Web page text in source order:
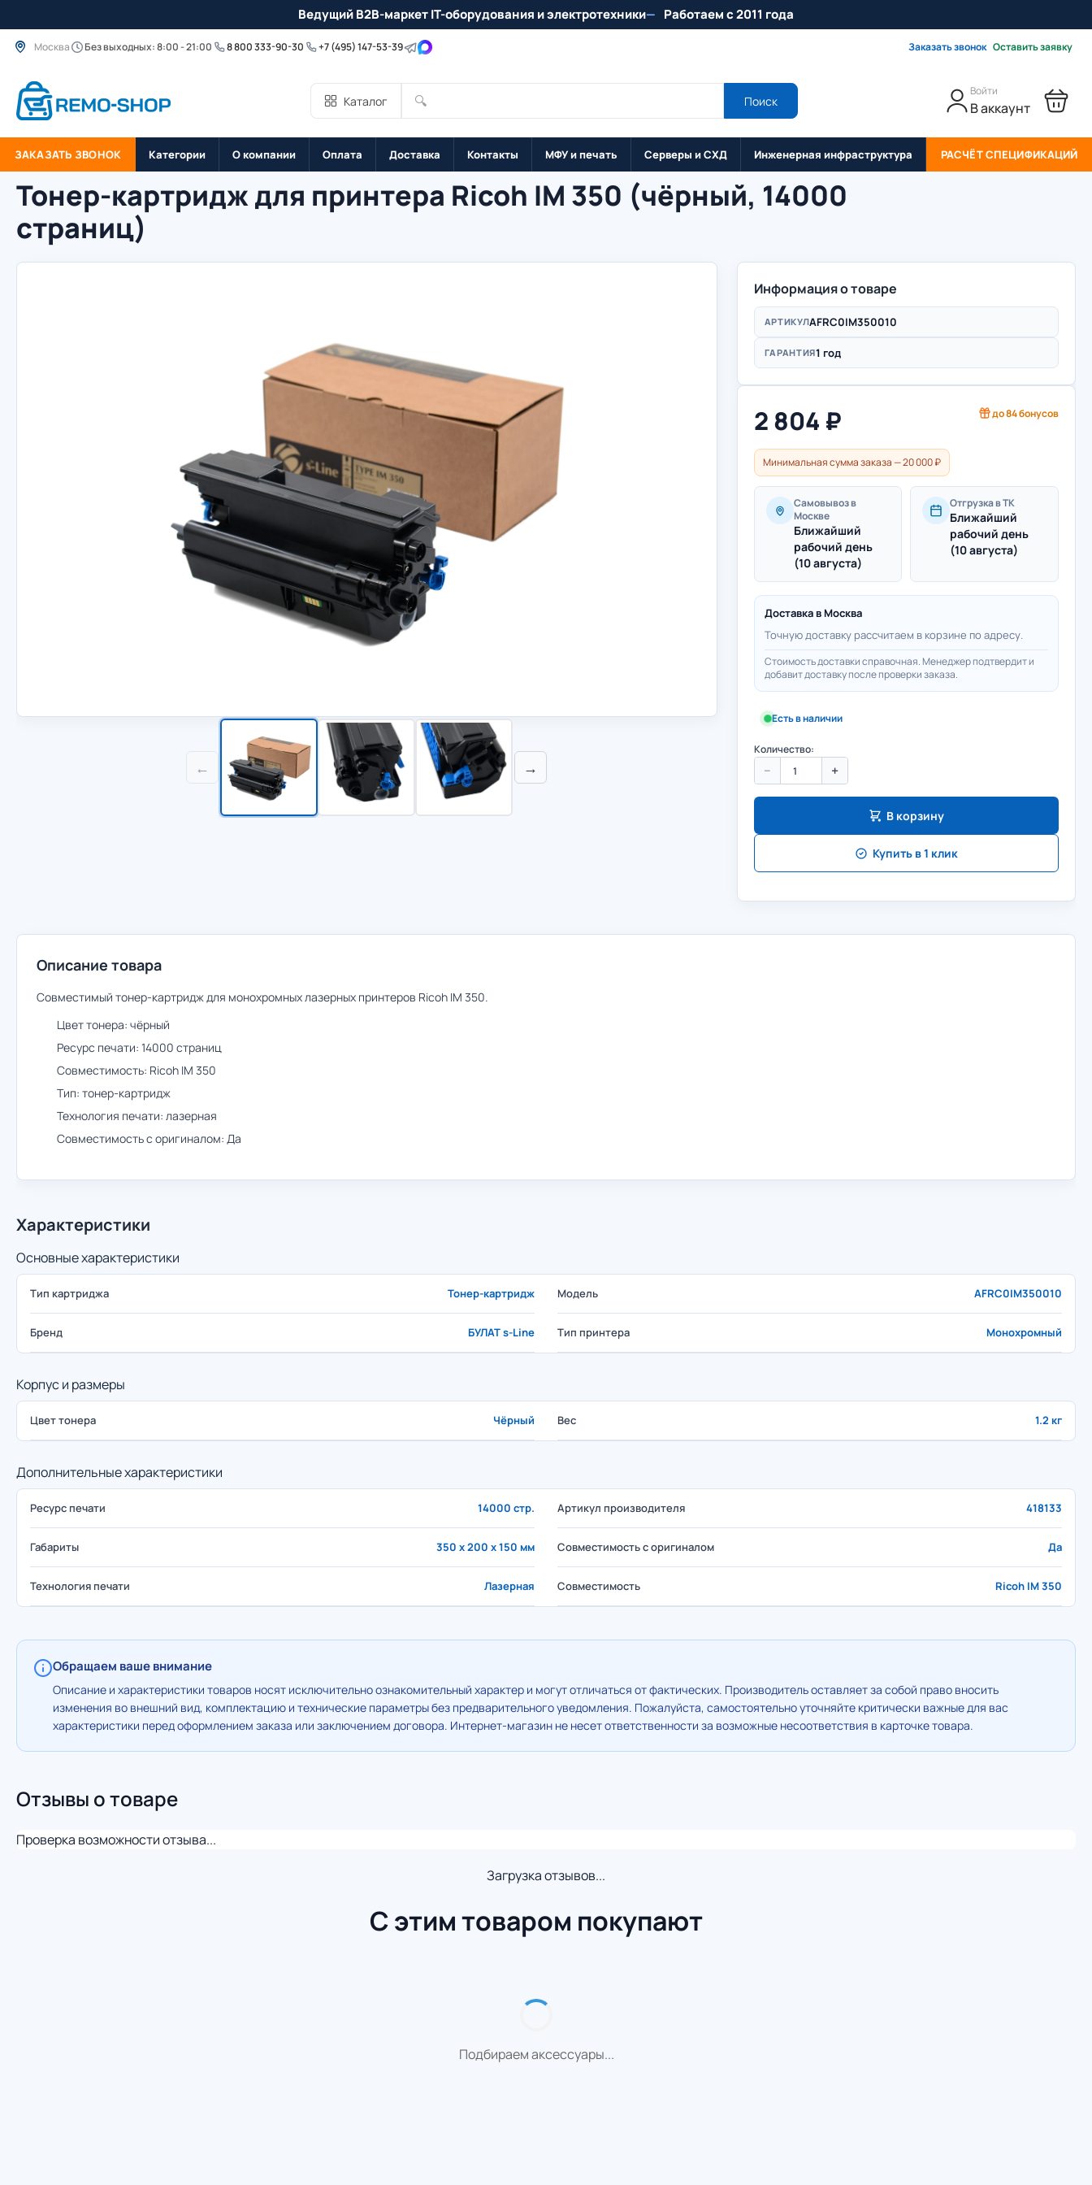
Ведущий B2B-маркет IT-оборудования и электротехники Работаем с 2011 года
Москва Без выходных: 8:00 - 21:00 8 800 333-90-30 +7 (495) 147-53-39 Заказать звонок Оставить заявку
Каталог 🔍 Поиск
Войти
В аккаунт
ЗАКАЗАТЬ ЗВОНОК Категории О компании Оплата Доставка Контакты МФУ и печать Серверы и СХД Инженерная инфраструктура РАСЧЁТ СПЕЦИФИКАЦИЙ
Тонер-картридж для принтера Ricoh IM 350 (чёрный, 14000
страниц)
← →
Информация о товаре
АРТИКУЛAFRC0IM350010
ГАРАНТИЯ1 год
2 804 ₽ до84бонусов
Минимальная сумма заказа — 20 000 ₽
Самовывоз в
Москве
Ближайший
рабочий день
(10 августа)
Отгрузка в ТК
Ближайший
рабочий день
(10 августа)
Доставка в Москва
Точную доставку рассчитаем в корзине по адресу.
Стоимость доставки справочная. Менеджер подтвердит и
добавит доставку после проверки заказа.
Есть в наличии
Количество:
− +
В корзину
Купить в 1 клик
Описание товара
Совместимый тонер-картридж для монохромных лазерных принтеров Ricoh IM 350.
Цвет тонера: чёрный
Ресурс печати: 14000 страниц
Совместимость: Ricoh IM 350
Тип: тонер-картридж
Технология печати: лазерная
Совместимость с оригиналом: Да
Характеристики
Основные характеристики
Тип картриджа Тонер-картридж Модель AFRC0IM350010
Бренд БУЛАТ s-Line Тип принтера Монохромный
Корпус и размеры
Цвет тонера Чёрный Вес 1.2 кг
Дополнительные характеристики
Ресурс печати 14000 стр. Артикул производителя 418133
Габариты 350 x 200 x 150 мм Совместимость с оригиналом Да
Технология печати Лазерная Совместимость Ricoh IM 350
Обращаем ваше внимание
Описание и характеристики товаров носят исключительно ознакомительный характер и могут отличаться от фактических. Производитель оставляет за собой право вносить
изменения во внешний вид, комплектацию и технические параметры без предварительного уведомления. Пожалуйста, самостоятельно уточняйте критически важные для вас
характеристики перед оформлением заказа или заключением договора. Интернет-магазин не несет ответственности за возможные несоответствия в карточке товара.
Отзывы о товаре
Проверка возможности отзыва...
Загрузка отзывов...
С этим товаром покупают
Подбираем аксессуары...